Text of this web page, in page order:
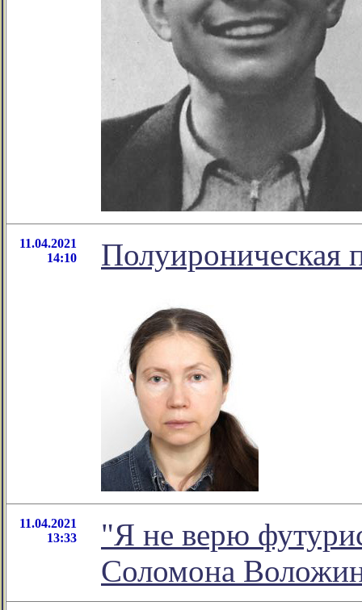
11.04.2021
14:10
Полуироническая
11.04.2021
13:33
"Я не верю
Соломона